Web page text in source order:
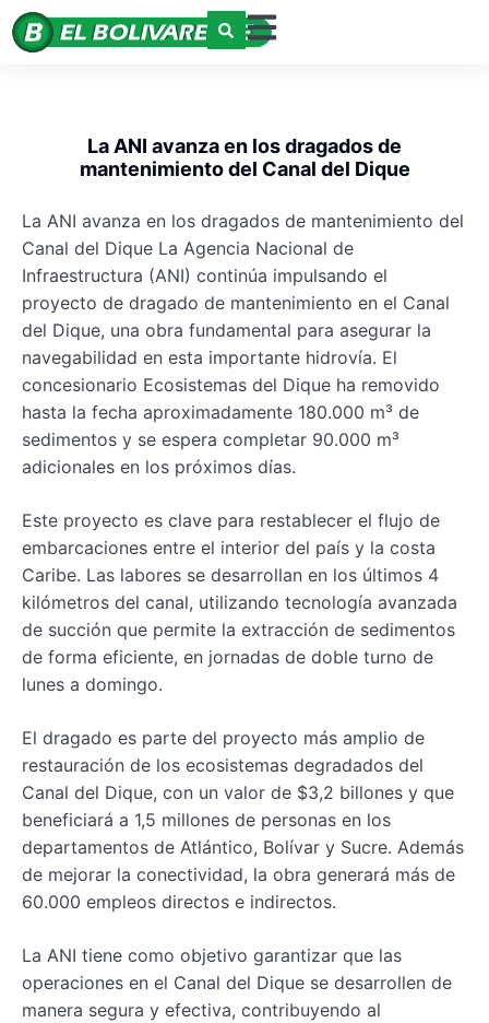
La ANI avanza en los dragados de
mantenimiento del Canal del Dique
La ANI avanza en los dragados de mantenimiento del
Canal del Dique La Agencia Nacional de
Infraestructura (ANI) continúa impulsando el
proyecto de dragado de mantenimiento en el Canal
del Dique, una obra fundamental para asegurar la
navegabilidad en esta importante hidrovía. El
concesionario Ecosistemas del Dique ha removido
hasta la fecha aproximadamente 180.000 m³ de
sedimentos y se espera completar 90.000 m³
adicionales en los próximos días.
Este proyecto es clave para restablecer el flujo de
embarcaciones entre el interior del país y la costa
Caribe. Las labores se desarrollan en los últimos 4
kilómetros del canal, utilizando tecnología avanzada
de succión que permite la extracción de sedimentos
de forma eficiente, en jornadas de doble turno de
lunes a domingo.
El dragado es parte del proyecto más amplio de
restauración de los ecosistemas degradados del
Canal del Dique, con un valor de $3,2 billones y que
beneficiará a 1,5 millones de personas en los
departamentos de Atlántico, Bolívar y Sucre. Además
de mejorar la conectividad, la obra generará más de
60.000 empleos directos e indirectos.
La ANI tiene como objetivo garantizar que las
operaciones en el Canal del Dique se desarrollen de
manera segura y efectiva, contribuyendo al